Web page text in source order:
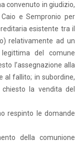
convenuto in giudizio,
e Sempronio per
esistente tra il
relativamente ad un
del comune
l’assegnazione alla
al fallito; in subordine,
la vendita del
respinto le domande
della comunione